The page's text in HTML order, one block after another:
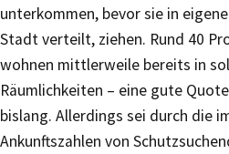
unterkommen, bevor sie in
Stadt verteilt, ziehen. Rund 40
wohnen mittlerweile bereits in
Räumlichkeiten – eine gute
bislang. Allerdings sei durch die
Ankunftszahlen von